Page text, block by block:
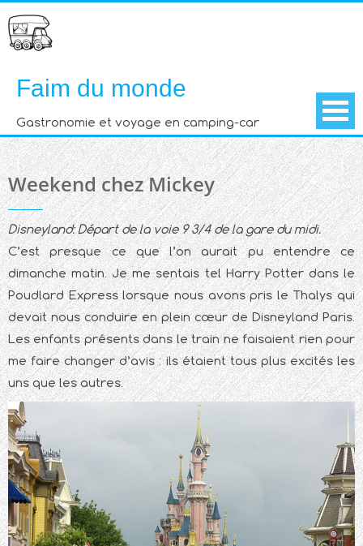
to
content
Faim du monde
Gastronomie et voyage en camping-car
Weekend chez Mickey
Disneyland: Départ de la voie 9 3/4 de la gare du midi.
C’est presque ce que l’on aurait pu entendre ce
dimanche matin. Je me sentais tel Harry Potter dans le
Poudlard Express lorsque nous avons pris le Thalys qui
devait nous conduire en plein cœur de Disneyland Paris.
Les enfants présents dans le train ne faisaient rien pour
me faire changer d’avis : ils étaient tous plus excités les
uns que les autres.